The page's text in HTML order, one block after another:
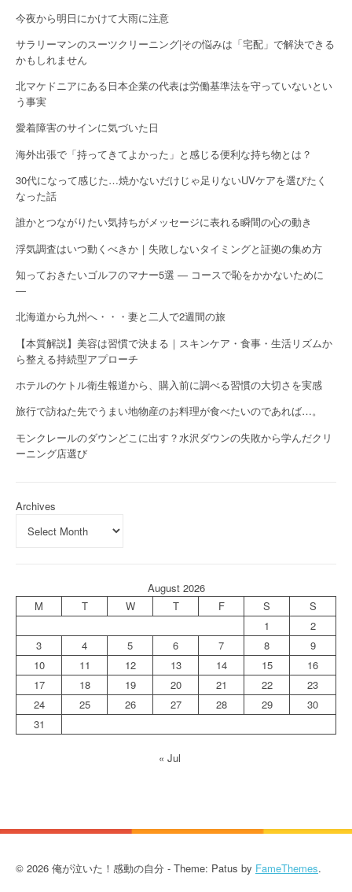
今夜から明日にかけて大雨に注意
サラリーマンのスーツクリーニング|その悩みは「宅配」で解決できる
かもしれません
北マケドニアにある日本企業の代表は労働基準法を守っていないとい
う事実
愛着障害のサインに気づいた日
海外出張で「持ってきてよかった」と感じる便利な持ち物とは？
30代になって感じた…焼かないだけじゃ足りないUVケアを選びたく
なった話
誰かとつながりたい気持ちがメッセージに表れる瞬間の心の動き
浮気調査はいつ動くべきか｜失敗しないタイミングと証拠の集め方
知っておきたいゴルフのマナー5選 — コースで恥をかかないために
—
北海道から九州へ・・・妻と二人で2週間の旅
【本質解説】美容は習慣で決まる｜スキンケア・食事・生活リズムか
ら整える持続型アプローチ
ホテルのケトル衛生報道から、購入前に調べる習慣の大切さを実感
旅行で訪ねた先でうまい地物産のお料理が食べたいのであれば…。
モンクレールのダウンどこに出す？水沢ダウンの失敗から学んだクリ
ーニング店選び
Archives
August 2026
M
T W T F S
S
1
2
3
4 5 6 7 8
9
10
11 12 13 14 15
16
17
18 19 20 21 22
23
24
25 26 27 28 29
30
31
« Jul
© 2026 俺が泣いた！感動の自分 - Theme: Patus by FameThemes.